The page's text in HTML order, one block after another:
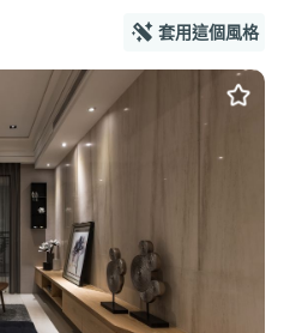
套用這個風格